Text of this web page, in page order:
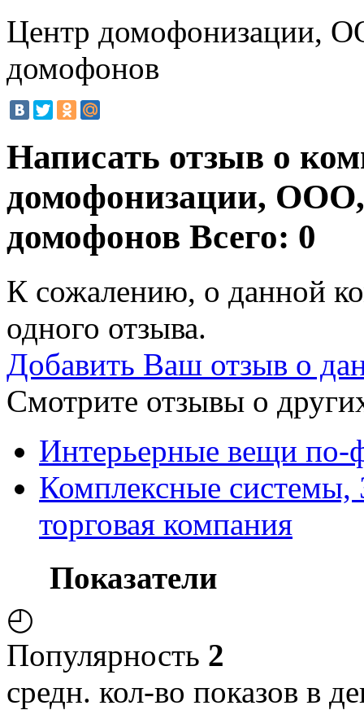
Центр домофонизации,
домофонов
Написать отзыв о
домофонизации, ООО,
домофонов Всего: 0
К сожалению, о данной
одного отзыва.
Добавить Ваш отзыв о
Смотрите отзывы о
Интерьерные вещи по-
Комплексные системы,
торговая компания
Показатели
◴
Популярность 2
средн. кол-во показов в